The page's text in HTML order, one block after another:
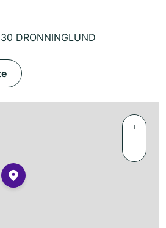
DRONNINGLUND
+
−